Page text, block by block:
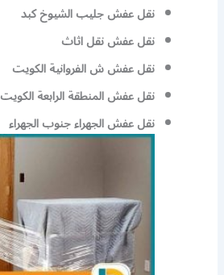
نقل عفش جليب الشيوخ كبد
نقل عفش نقل اثاث
نقل عفش ش الفروانية الكويت
نقل عفش المنطقة الرابعة الكويت
نقل عفش الجهراء جنوب الجهراء